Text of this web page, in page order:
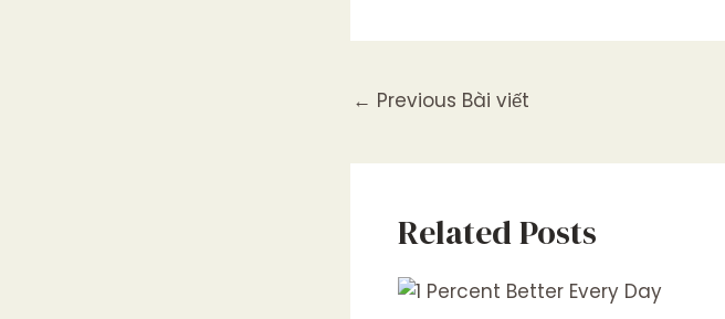
← Previous Bài viết
Related Posts